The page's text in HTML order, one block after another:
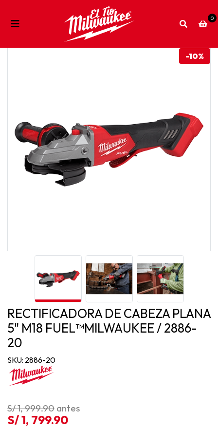
0
-10%
RECTIFICADORA DE CABEZA PLANA
5" M18 FUEL™MILWAUKEE / 2886-
20
SKU: 2886-20
S/ 1, 999.90 antes
S/ 1, 799.90